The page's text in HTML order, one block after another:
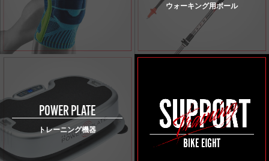
ウォーキング用ポール
POWER PLATE
トレーニング機器